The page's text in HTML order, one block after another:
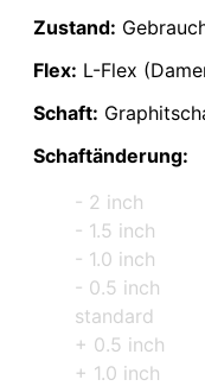
Zustand:
Flex: L-Flex
Schaft:
Schaftänderung:
- 2 inch
- 1.5 inch
- 1.0 inch
- 0.5 inch
standard
+ 0.5 inch
+ 1.0 inch